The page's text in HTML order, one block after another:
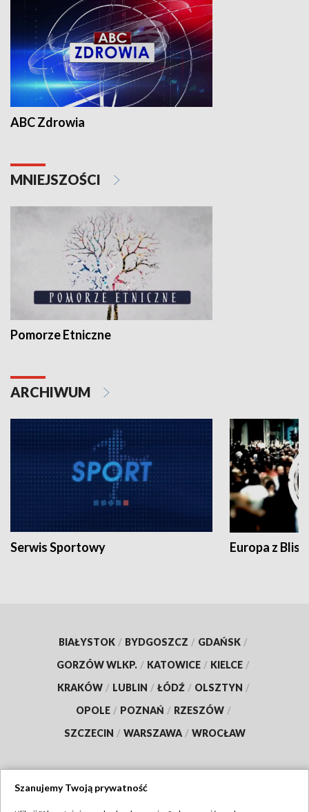
ABC Zdrowia
MNIEJSZOŚCI
Pomorze Etniczne
ARCHIWUM
Serwis Sportowy Europa z
BIAŁYSTOK / BYDGOSZCZ / GDAŃSK /
GORZÓW WLKP. / KATOWICE / KIELCE /
KRAKÓW / LUBLIN / ŁÓDŹ / OLSZTYN /
OPOLE / POZNAŃ / RZESZÓW /
SZCZECIN / WARSZAWA / WROCŁAW
Szanujemy Twoją prywatność